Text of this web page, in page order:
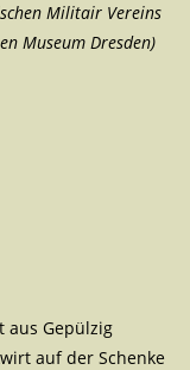
Militair Vereins
Museum Dresden)
aus Gepülzig
auf der Schenke